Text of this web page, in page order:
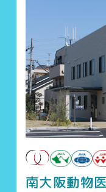
南大阪動物